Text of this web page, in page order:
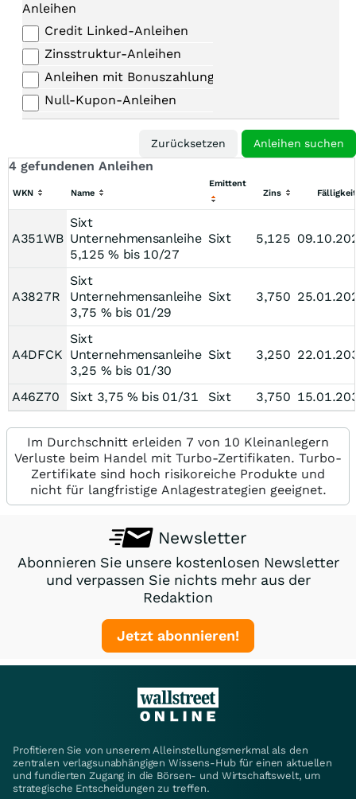
Anleihen
Credit Linked-Anleihen
Zinsstruktur-Anleihen
Anleihen mit Bonuszahlungen
Null-Kupon-Anleihen
4 gefundenen Anleihen
WKN Name
Emittent
Zins
Fälligkeit
A351WB
Sixt
Unternehmensanleihe
5,125 % bis 10/27
Sixt 5,125
A3827R
Sixt
Unternehmensanleihe
3,75 % bis 01/29
Sixt 3,750
A4DFCK
Sixt
Unternehmensanleihe
3,25 % bis 01/30
Sixt 3,250
A46Z70 Sixt 3,75 % bis 01/31 Sixt 3,750
Im Durchschnitt erleiden 7 von 10 Kleinanlegern
Verluste beim Handel mit Turbo-Zertifikaten. Turbo-
Zertifikate sind hoch risikoreiche Produkte und
nicht für langfristige Anlagestrategien geeignet.
Newsletter
Abonnieren Sie unsere kostenlosen Newsletter
und verpassen Sie nichts mehr aus der
Redaktion
Jetzt abonnieren!
Profitieren Sie von unserem Alleinstellungsmerkmal als den
zentralen verlagsunabhängigen Wissens-Hub für einen aktuellen
und fundierten Zugang in die Börsen- und Wirtschaftswelt, um
strategische Entscheidungen zu treffen.